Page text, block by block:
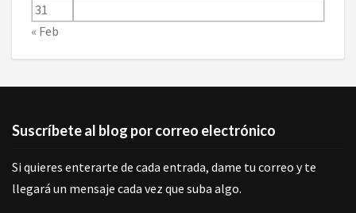
31
« Feb
Suscríbete al blog por correo electrónico
Si quieres enterarte de cada entrada, dame tu correo y te
llegará un mensaje cada vez que suba algo.